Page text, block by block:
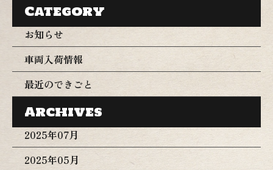
となってしまいます。そんな大人気のCBXですが普段あ
まり仕入れを行っておりません。理由は簡単で、程度が
最悪な物ばかりで売り物に出来る個体が少なすぎるから
です、、、CBXはオイルラインに構造の欠陥があり、一
部のオイルはエレメントを通らず汚れたままエンジン内
部を循環してしまいます。この欠陥がCBXのクランクメ
タルが流れやすい原因の一つに繋がっていると思われま
す。CBXで空ぶかしを行うと、メタルが流れ、鉄粉がエ
ンジン内部全体に広がり、最悪の場合はエンジン丸ごと
ゴミになります(-.-)そんなこんなで中々仕入れが出来な
Category
お知らせ
車両入荷情報
最近のできごと
Archives
2025年07月
2025年05月